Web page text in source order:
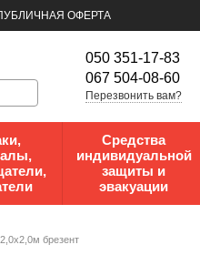
ОФЕРТА
050 351-17-83
067 504-08-60
Перезвонить вам?
Средства
индивидуальной
защиты и
эвакуации
брезент